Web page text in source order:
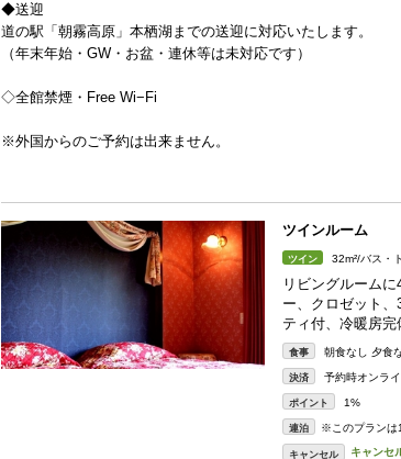
◆送迎
道の駅「朝霧高原」本栖湖までの送迎に対応いたします。
（年末年始・GW・お盆・連休等は未対応です）
◇全館禁煙・Free Wi−Fi
※外国からのご予約は出来ません。
ツインルーム
ツイン 32m²/バス・
リビングルーム
ー、クロゼット
ティ付、冷暖房完
食事 朝食なし 夕食
決済 予約時オンラ
ポイント 1%
連泊 ※このプランは
キャンセル